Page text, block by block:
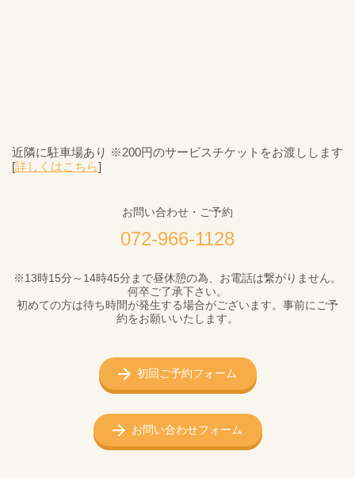
近隣に駐車場あり ※200円のサービスチケットをお渡しします
[詳しくはこちら]
お問い合わせ・ご予約
072-966-1128
※13時15分～14時45分まで昼休憩の為、お電話は繋がりません。
何卒ご了承下さい。
初めての方は待ち時間が発生する場合がございます。事前にご予
約をお願いいたします。
初回ご予約フォーム
お問い合わせフォーム